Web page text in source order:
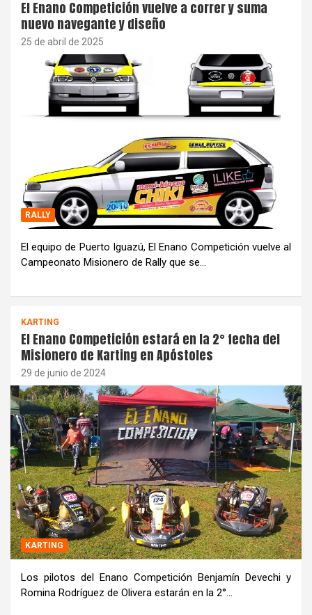
El Enano Competición vuelve a correr y suma
nuevo navegante y diseño
25 de abril de 2025
RALLY
El equipo de Puerto Iguazú, El Enano Competición vuelve al
Campeonato Misionero de Rally que se…
KARTING
El Enano Competición estará en la 2° fecha del
Misionero de Karting en Apóstoles
29 de junio de 2024
KARTING
Los pilotos del Enano Competición Benjamín Devechi y
Romina Rodríguez de Olivera estarán en la 2°…